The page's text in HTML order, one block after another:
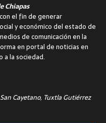
Chiapas
el fin de generar
y económico del estado de
de comunicación en la
en portal de noticias en
la sociedad.
Cayetano, Tuxtla Gutiérrez